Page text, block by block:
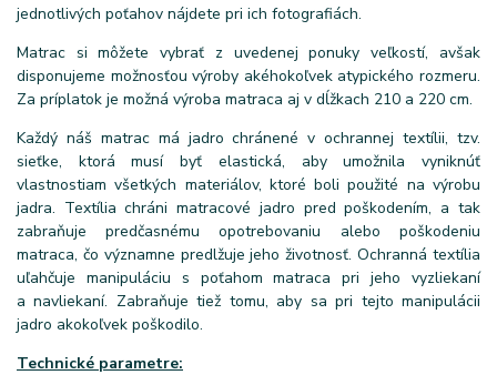
jednotlivých poťahov nájdete pri ich fotografiách.
Matrac si môžete vybrať z uvedenej ponuky veľkostí, avšak
disponujeme možnosťou výroby akéhokoľvek atypického rozmeru.
Za príplatok je možná výroba matraca aj v dĺžkach 210 a 220 cm.
Každý náš matrac má jadro chránené v ochrannej textílii, tzv.
sieťke, ktorá musí byť elastická, aby umožnila vyniknúť
vlastnostiam všetkých materiálov, ktoré boli použité na výrobu
jadra. Textília chráni matracové jadro pred poškodením, a tak
zabraňuje predčasnému opotrebovaniu alebo poškodeniu
matraca, čo významne predlžuje jeho životnosť. Ochranná textília
uľahčuje manipuláciu s poťahom matraca pri jeho vyzliekaní
a navliekaní. Zabraňuje tiež tomu, aby sa pri tejto manipulácii
jadro akokoľvek poškodilo.
Technické parametre: